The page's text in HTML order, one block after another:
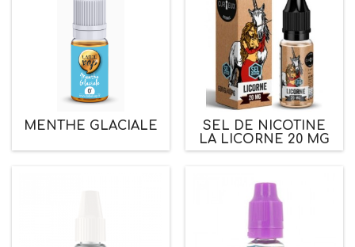
MENTHE GLACIALE
SEL DE NICOTINE
LA LICORNE 20 MG